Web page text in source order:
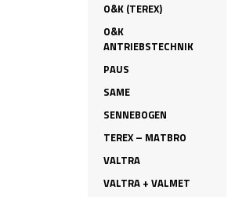
O&K (TEREX)
O&K
ANTRIEBSTECHNIK
PAUS
SAME
SENNEBOGEN
TEREX – MATBRO
VALTRA
VALTRA + VALMET